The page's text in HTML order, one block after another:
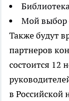
Мой выбор
Также будут
партнеров
состоится 12
в Российской